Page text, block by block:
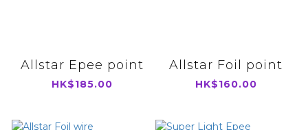
Allstar Epee point
HK$185.00
Allstar Foil point
HK$160.00